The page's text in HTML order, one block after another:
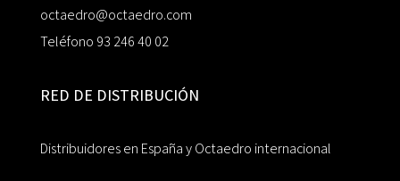
octaedro@octaedro.com
Teléfono 93 246 40 02
RED DE DISTRIBUCIÓN
Distribuidores en España y Octaedro internacional